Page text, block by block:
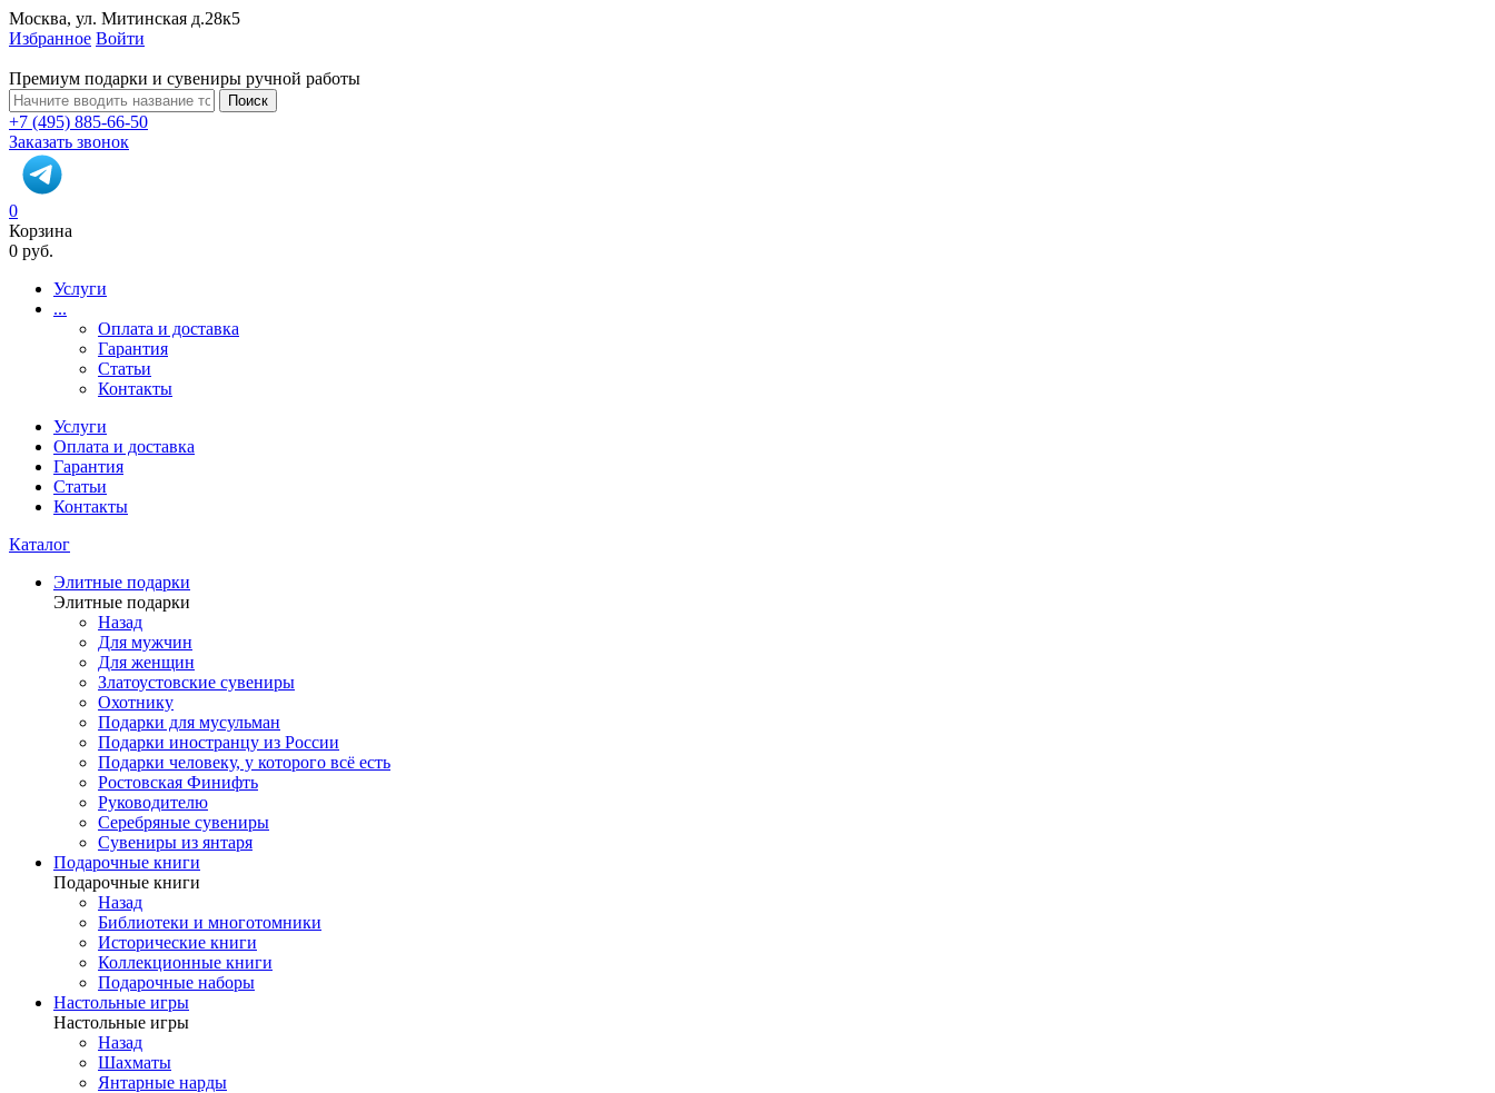
Москва, ул. Митинская д.28к5
Избранное Войти
Премиум подарки и сувениры ручной работы
Поиск
+7 (495) 885-66-50
Заказать звонок
0
Корзина
0 руб.
Услуги
...
Оплата и доставка
Гарантия
Статьи
Контакты
Услуги
Оплата и доставка
Гарантия
Статьи
Контакты
Каталог
Элитные подарки
Элитные подарки
Назад
Для мужчин
Для женщин
Златоустовские сувениры
Охотнику
Подарки для мусульман
Подарки иностранцу из России
Подарки человеку, у которого всё есть
Ростовская Финифть
Руководителю
Серебряные сувениры
Сувениры из янтаря
Подарочные книги
Подарочные книги
Назад
Библиотеки и многотомники
Исторические книги
Коллекционные книги
Подарочные наборы
Настольные игры
Настольные игры
Назад
Шахматы
Янтарные нарды